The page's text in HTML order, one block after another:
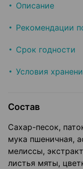
Описание
Рекомендации
Срок годности
Условия
Состав
Сахар-песок,
мука пшеничная,
мелиссы,
листья мяты,